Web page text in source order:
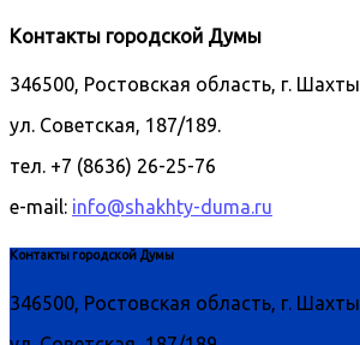
Контакты городской Думы
346500, Ростовская область, г. Шахты,
ул. Советская, 187/189.
тел. +7 (8636) 26-25-76
e-mail: info@shakhty-duma.ru
Контакты городской Думы
346500, Ростовская область, г. Шахты,